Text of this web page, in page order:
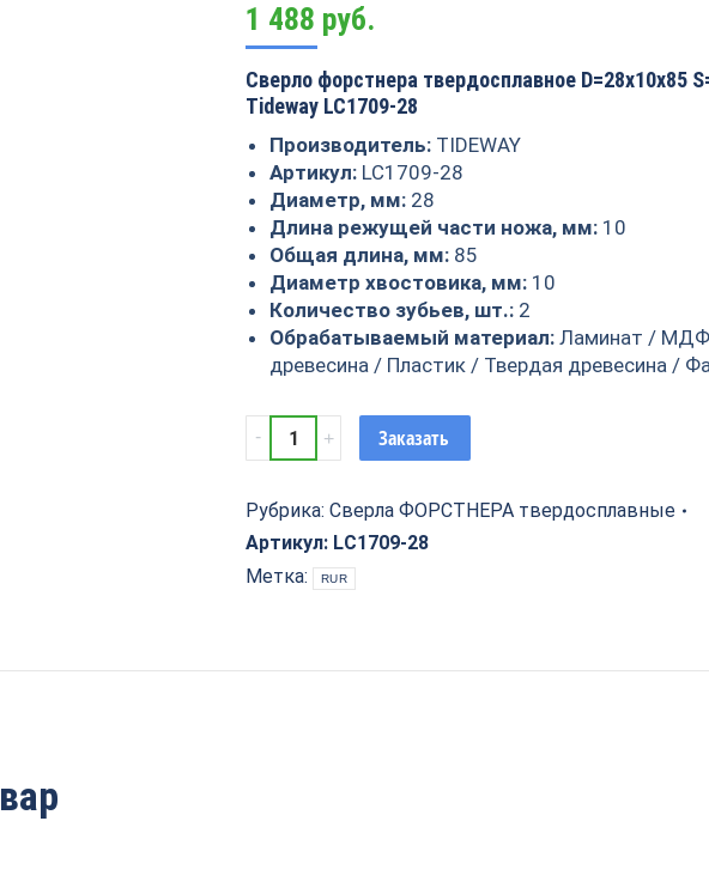
1 488 руб.
Сверло форстнера твердосплавное D=28x10x85
Tideway LC1709-28
Производитель: TIDEWAY
Артикул: LC1709-28
Диаметр, мм: 28
Длина режущей части ножа, мм: 10
Общая длина, мм: 85
Диаметр хвостовика, мм: 10
Количество зубьев, шт.: 2
Обрабатываемый материал: Ламинат / МДФ
древесина / Пластик / Твердая древесина /
Сверло
форстнера
D=28x10x85
S=10
Premium
Tideway
quantity
Заказать
Рубрика:Сверла ФОРСТНЕРА твердосплавные
Артикул: LC1709-28
Метка:
RUR